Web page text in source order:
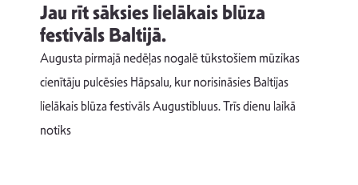
Jau rīt sāksies lielākais blūza
festivāls Baltijā.
Augusta pirmajā nedēļas nogalē tūkstošiem mūzikas
cienītāju pulcēsies Hāpsalu, kur norisināsies Baltijas
lielākais blūza festivāls Augustibluus. Trīs dienu laikā
notiks